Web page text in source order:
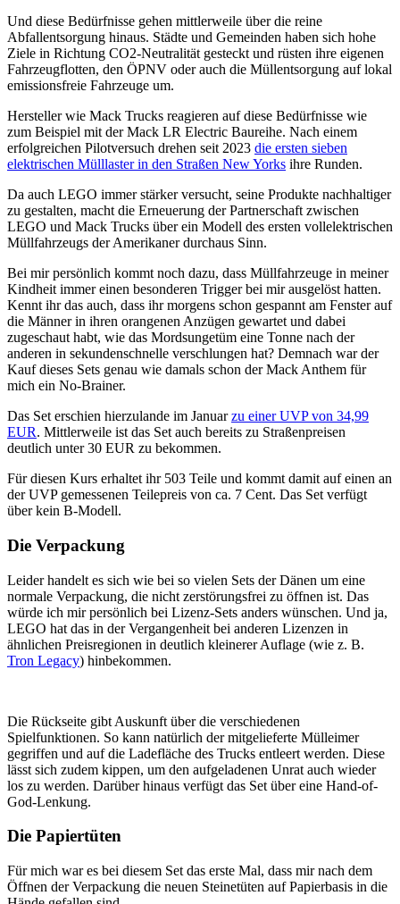
Und diese Bedürfnisse gehen mittlerweile über die reine
Abfallentsorgung hinaus. Städte und Gemeinden haben sich hohe
Ziele in Richtung CO2-Neutralität gesteckt und rüsten ihre eigenen
Fahrzeugflotten, den ÖPNV oder auch die Müllentsorgung auf lokal
emissionsfreie Fahrzeuge um.
Hersteller wie Mack Trucks reagieren auf diese Bedürfnisse wie
zum Beispiel mit der Mack LR Electric Baureihe. Nach einem
erfolgreichen Pilotversuch drehen seit 2023 die ersten sieben
elektrischen Mülllaster in den Straßen New Yorks ihre Runden.
Da auch LEGO immer stärker versucht, seine Produkte nachhaltiger
zu gestalten, macht die Erneuerung der Partnerschaft zwischen
LEGO und Mack Trucks über ein Modell des ersten vollelektrischen
Müllfahrzeugs der Amerikaner durchaus Sinn.
Bei mir persönlich kommt noch dazu, dass Müllfahrzeuge in meiner
Kindheit immer einen besonderen Trigger bei mir ausgelöst hatten.
Kennt ihr das auch, dass ihr morgens schon gespannt am Fenster auf
die Männer in ihren orangenen Anzügen gewartet und dabei
zugeschaut habt, wie das Mordsungetüm eine Tonne nach der
anderen in sekundenschnelle verschlungen hat? Demnach war der
Kauf dieses Sets genau wie damals schon der Mack Anthem für
mich ein No-Brainer.
Das Set erschien hierzulande im Januarzu einer UVP von 34,99
EUR. Mittlerweile ist das Set auch bereits zu Straßenpreisen
deutlich unter 30 EUR zu bekommen.
Für diesen Kurs erhaltet ihr 503 Teile und kommt damit auf einen an
der UVP gemessenen Teilepreis von ca. 7 Cent. Das Set verfügt
über kein B-Modell.
Die Verpackung
Leider handelt es sich wie bei so vielen Sets der Dänen um eine
normale Verpackung, die nicht zerstörungsfrei zu öffnen ist. Das
würde ich mir persönlich bei Lizenz-Sets anders wünschen. Und ja,
LEGO hat das in der Vergangenheit bei anderen Lizenzen in
ähnlichen Preisregionen in deutlich kleinerer Auflage (wie z. B.
Tron Legacy) hinbekommen.
Die Rückseite gibt Auskunft über die verschiedenen
Spielfunktionen. So kann natürlich der mitgelieferte Mülleimer
gegriffen und auf die Ladefläche des Trucks entleert werden. Diese
lässt sich zudem kippen, um den aufgeladenen Unrat auch wieder
los zu werden. Darüber hinaus verfügt das Set über eine Hand-of-
God-Lenkung.
Die Papiertüten
Für mich war es bei diesem Set das erste Mal, dass mir nach dem
Öffnen der Verpackung die neuen Steinetüten auf Papierbasis in die